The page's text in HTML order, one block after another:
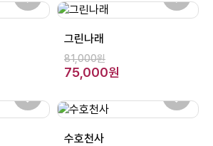
그린나래
81,000원
75,000원
수호천사